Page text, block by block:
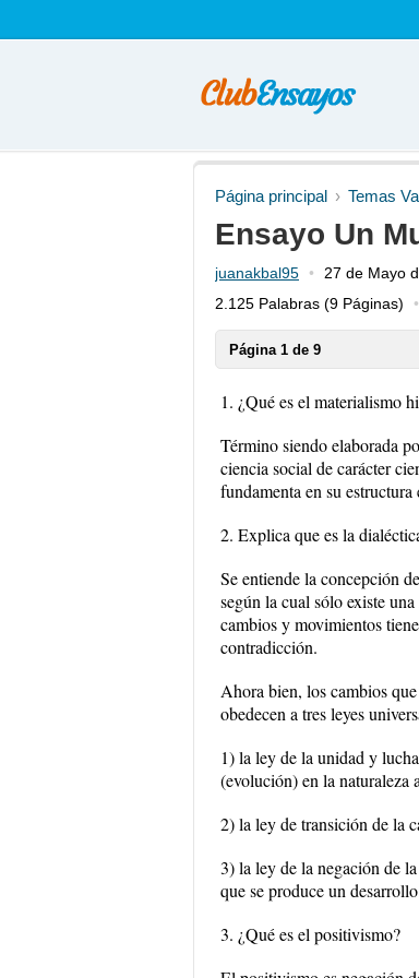
Página principal Temas
Ensayo Un
juanakbal95
27 de Mayo
2.125 Palabras (9 Páginas)
Página 1 de 9
1. ¿Qué es el materialismo
Término siendo elaborada
ciencia social de carácter
fundamenta en su estructura
2. Explica que es la
Se entiende la concepción
según la cual sólo existe
cambios y movimientos
contradicción.
Ahora bien, los cambios
obedecen a tres leyes
1) la ley de la unidad y
(evolución) en la naturaleza
2) la ley de transición de la
3) la ley de la negación de
que se produce un
3. ¿Qué es el positivismo?